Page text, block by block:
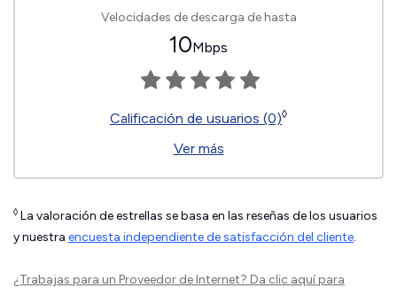
Velocidades de descarga de hasta
10Mbps
Calificación de usuarios (0)◊
Ver más
◊ La valoración de estrellas se basa en las reseñas de los usuarios
y nuestra encuesta independiente de satisfacción del cliente.
¿Trabajas para un Proveedor de Internet? Da clic aquípara